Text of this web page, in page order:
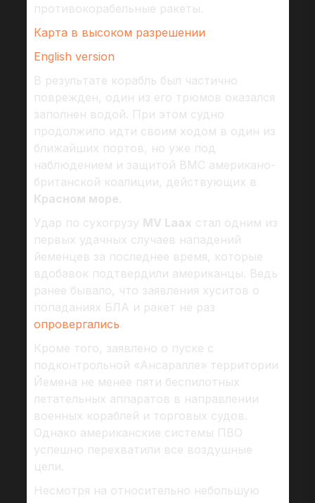
противокорабельные ракеты.
Карта в высоком разрешении
English version
В результате корабль был частично
поврежден, один из его трюмов оказался
заполнен водой. При этом судно
продолжило идти своим ходом в один из
ближайших портов, но уже под
наблюдением и защитой ВМС американо-
британской коалиции, действующих в
Красном море.
Удар по сухогрузу MV Laax стал одним из
первых удачных случаев нападений
йеменцев за последнее время, которые
вдобавок подтвердили американцы. Ведь
ранее бывало, что заявления хуситов о
попаданиях БЛА и ракет не раз
опровергались.
Кроме того, заявлено о пуске с
подконтрольной «Ансаралле» территории
Йемена не менее пяти беспилотных
летательных аппаратов в направлении
военных кораблей и торговых судов.
Однако американские системы ПВО
успешно перехватили все воздушные
цели.
Несмотря на относительно небольшую